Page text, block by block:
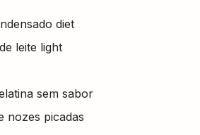
diet
leite light
sem sabor
nozes picadas